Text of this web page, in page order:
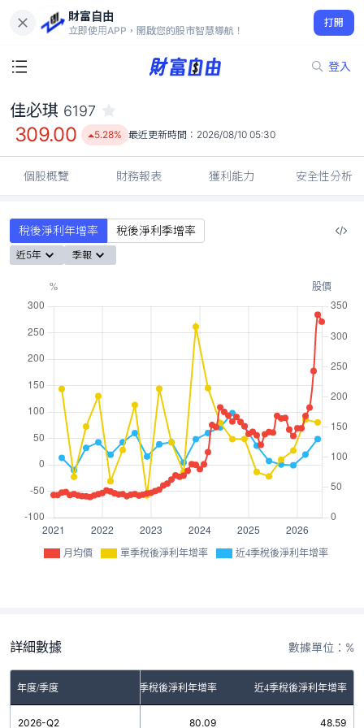
財富自由
立即使用APP，開啟您的股市智慧導航！
打開
登入
309.00
5.28%
佳必琪 6197
309.00 5.28% 最近更新時間： 2026/08/10 05:30
個股概覽 財務報表 獲利能力 安全性分析
稅後淨利年增率 稅後淨利季增率
近5年 季報
月均價 單季稅後淨利年增率 近4季稅後淨利年增率
詳細數據 數據單位：%
年度/季度 單季稅後淨利年增率 近4季稅後淨利年增率
2026-Q2 80.09 48.59